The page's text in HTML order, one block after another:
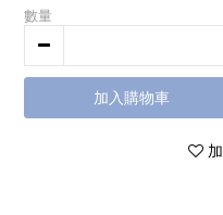
數量
加入購物車